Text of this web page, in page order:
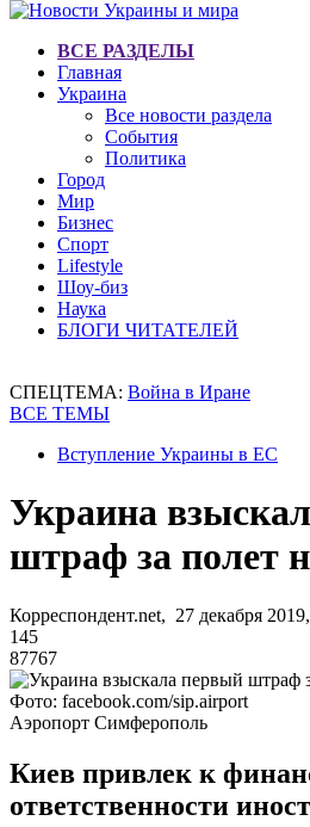
ВСЕ РАЗДЕЛЫ
Главная
Украина
Все новости раздела
События
Политика
Город
Мир
Бизнес
Спорт
Lifestyle
Шоу-биз
Наука
БЛОГИ ЧИТАТЕЛЕЙ
СПЕЦТЕМА: Война в Иране
ВСЕ ТЕМЫ
Вступление Украины в ЕС
Украина
штраф за полет
Корреспондент.net, 27 декабря
145
87767
Фото: facebook.com/sip.airport
Аэропорт Симферополь
Киев привлек к
ответственности